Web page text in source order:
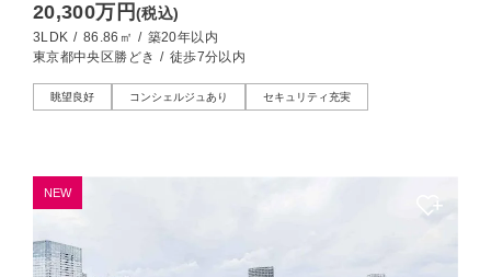
20,300万円(税込)
3LDK / 86.86㎡ / 築20年以内
東京都中央区勝どき / 徒歩7分以内
眺望良好 コンシェルジュあり セキュリティ充実
NEW